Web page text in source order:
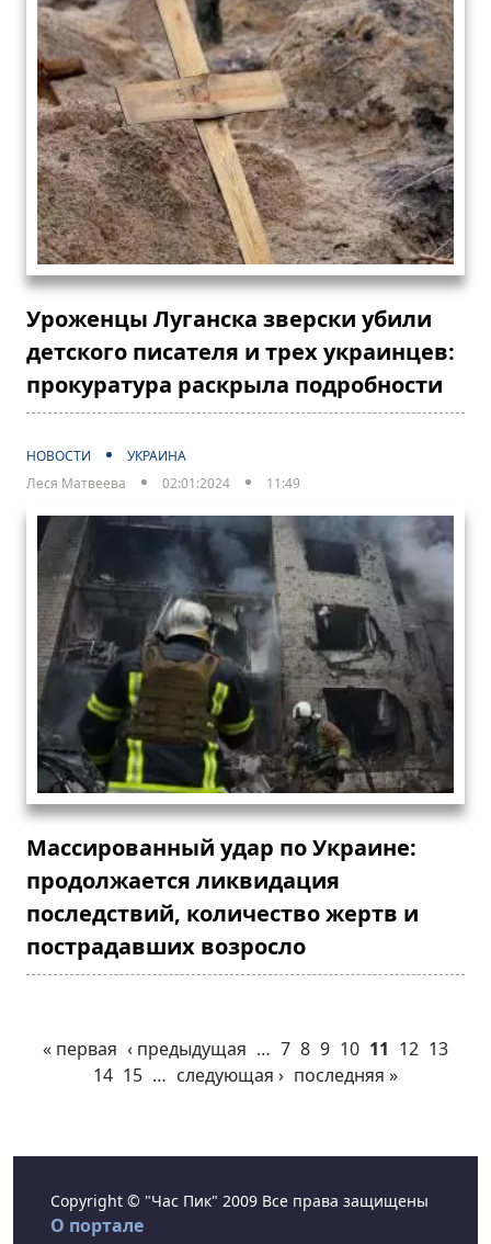
Уроженцы Луганска зверски убили
детского писателя и трех украинцев:
прокуратура раскрыла подробности
НОВОСТИ
УКРАИНА
Леся Матвеева
02:01:2024 11:49
Массированный удар по Украине:
продолжается ликвидация
последствий, количество жертв и
пострадавших возросло
« первая ‹ предыдущая … 7 8 9 10 11 12 13
14 15 … следующая › последняя »
Copyright © "Час Пик" 2009 Все права защищены
О портале